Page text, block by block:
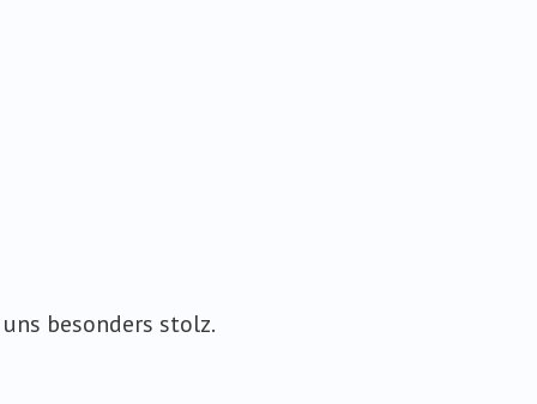
besonders stolz.